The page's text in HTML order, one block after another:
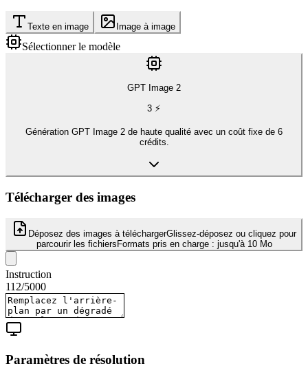
Texte en image Image à image
Sélectionner le modèle
GPT Image 2
3 ⚡
Génération GPT Image 2 de haute qualité avec un coût fixe de 6
crédits.
Télécharger des images
Déposez des images à téléchargerGlissez-déposez ou cliquez pour
parcourir les fichiersFormats pris en charge : jusqu'à 10 Mo
Instruction
112/5000
Paramètres de résolution